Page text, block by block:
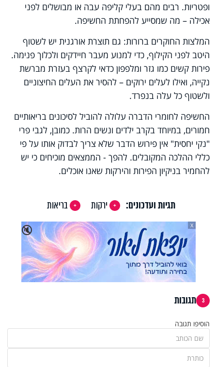
ופטריות. רבים מהם בעלי קליפה עבה או מבושלים לפני
אכילה – מה שמסייע להפחתת החשיפה.
המלצות החוקרים ברורות: גם תוצרת אורגנית יש לשטוף
היטב לפני הקילוף, כדי למנוע מעבר חיידקים ולכלוך פנימה.
פירות קשים כמו גזר ומלפפון כדאי לקרצף בעזרת מברשת
נקייה, ואילו לעלים ירוקים – להסיר את העלים החיצוניים
ולשטוף כל עלה בנפרד.
החשיפה לחומרי הדברה עלולה להוביל לסיכונים בריאותיים
חמורים, במיוחד בקרב ילדים ונשים הרות. כמובן, לגבי פרי
"נקי יחסית" אין פירוש הדבר שלא צריך לבדוק אותו על פי
כללי ההלכה המקובלים. להפך - הממצאים מוכיחים כי יש
להחמיר בניקיון הפירות והירקות שאנו אוכלים.
תגיות ועדכונים: ירקות
בריאות
🔇
X
3 תגובות
הוסיפו תגובה